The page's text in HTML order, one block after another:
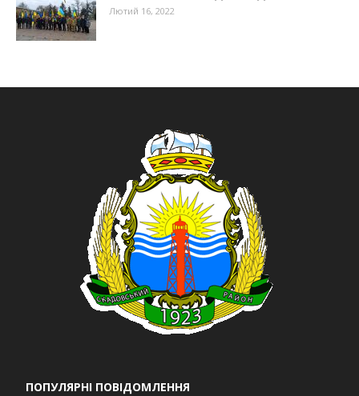
Лютий 16, 2022
ПОПУЛЯРНІ ПОВІДОМЛЕННЯ